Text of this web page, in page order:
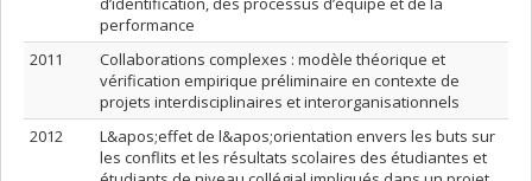
performance
2011
Collaborations complexes : modèle théorique et
vérification empirique préliminaire en contexte de
projets interdisciplinaires et interorganisationnels
2012
L&apos;effet de l&apos;orientation envers les buts sur
les conflits et les résultats scolaires des étudiantes et